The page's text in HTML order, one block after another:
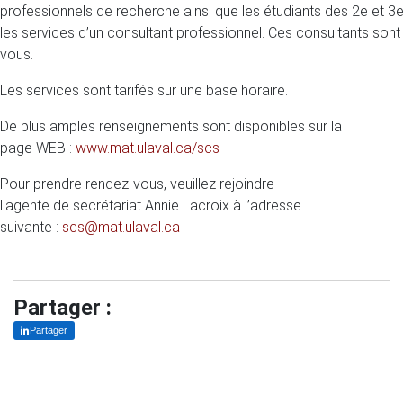
professionnels de recherche ainsi que les étudiants des 2e et
les services d’un consultant professionnel. Ces consultants
vous.
Les services sont tarifés sur une base horaire.
De plus amples renseignements sont disponibles sur la
page WEB : www.mat.ulaval.ca/scs
Pour prendre rendez-vous, veuillez rejoindre
l'agente de secrétariat Annie Lacroix à l’adresse
suivante : scs@mat.ulaval.ca
Partager :
Partager